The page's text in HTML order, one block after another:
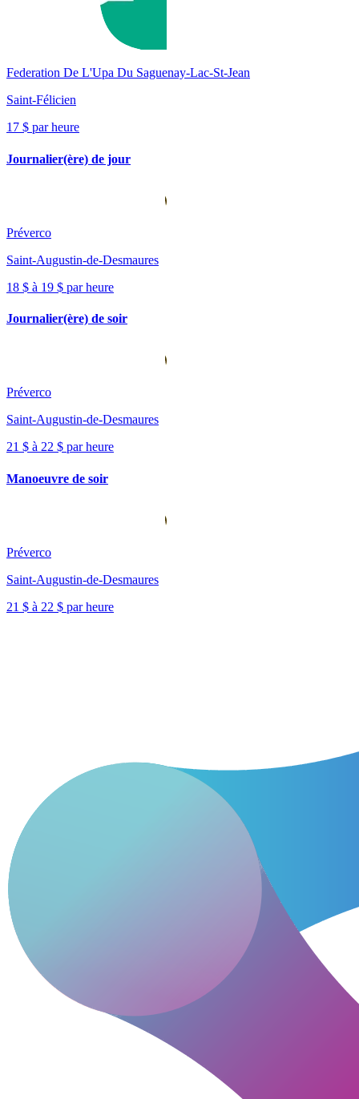
Federation De L'Upa Du Saguenay-Lac-St-Jean
Saint-Félicien
17 $ par heure
Journalier(ère) de jour
Préverco
Saint-Augustin-de-Desmaures
18 $ à 19 $ par heure
Journalier(ère) de soir
Préverco
Saint-Augustin-de-Desmaures
21 $ à 22 $ par heure
Manoeuvre de soir
Préverco
Saint-Augustin-de-Desmaures
21 $ à 22 $ par heure